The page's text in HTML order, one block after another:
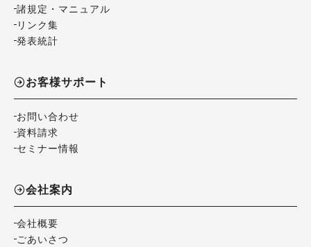
諸規定・マニュアル
リンク集
発表統計
お客様サポート
お問い合わせ
資料請求
セミナー情報
会社案内
会社概要
ごあいさつ